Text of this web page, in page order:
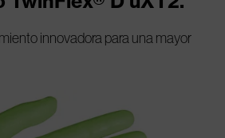
innovadora para una mayor